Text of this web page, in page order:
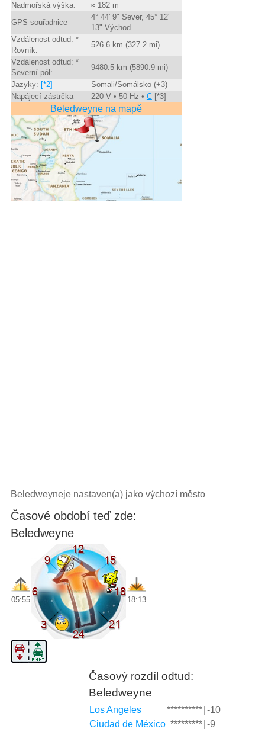
Nadmořská výška:
≈ 182 m
GPS souřadnice
4° 44' 9" Sever, 45° 12'
13" Východ
Vzdálenost odtud: *
Rovník:
526.6 km (327.2 mi)
Vzdálenost odtud: *
Severní pól:
9480.5 km (5890.9 mi)
Jazyky: [*2]
Somali/Somálsko (+3)
Napájecí zástrčka
220 V • 50 Hz • C[*3]
Beledweyne na mapě
Beledweyneje nastaven(a) jako výchozí město
Časové období teď zde:
Beledweyne
05:55 18:13
Časový rozdíl odtud:
Beledweyne
Los Angeles ********** -10
Ciudad de México ********* -9